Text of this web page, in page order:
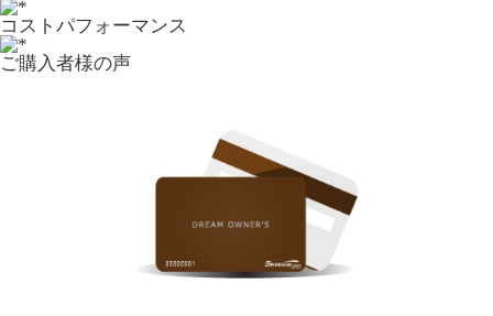
コストパフォーマンス
ご購入者様の声